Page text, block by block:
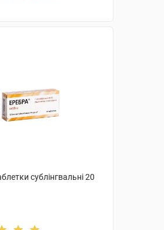
сублінгвальні 20